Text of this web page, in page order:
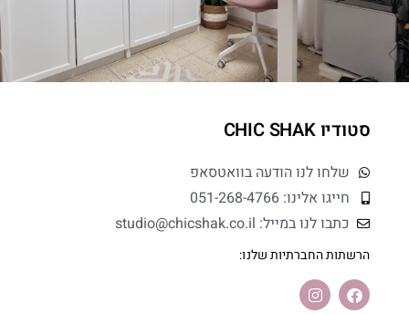
סטודיו CHIC SHAK
שלחו לנו הודעה בוואטסאפ
חייגו אלינו: 051-268-4766
כתבו לנו במייל: studio@chicshak.co.il
הרשתות החברתיות שלנו: